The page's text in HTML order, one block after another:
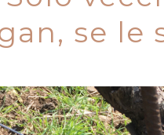
se le